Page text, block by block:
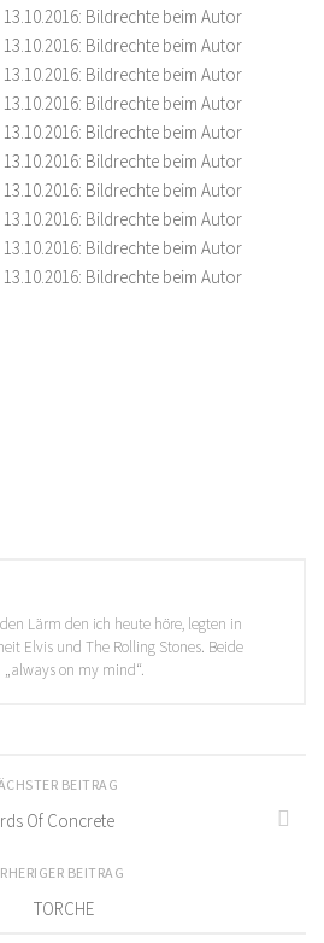
Bildrechte beim Autor
Bildrechte beim Autor
Bildrechte beim Autor
Bildrechte beim Autor
Bildrechte beim Autor
Bildrechte beim Autor
Bildrechte beim Autor
Bildrechte beim Autor
Bildrechte beim Autor
Bildrechte beim Autor
Lärm den ich heute höre, legten in
Elvis und The Rolling Stones. Beide
„always on my mind“.
BEITRAG
Of Concrete
BEITRAG
TORCHE